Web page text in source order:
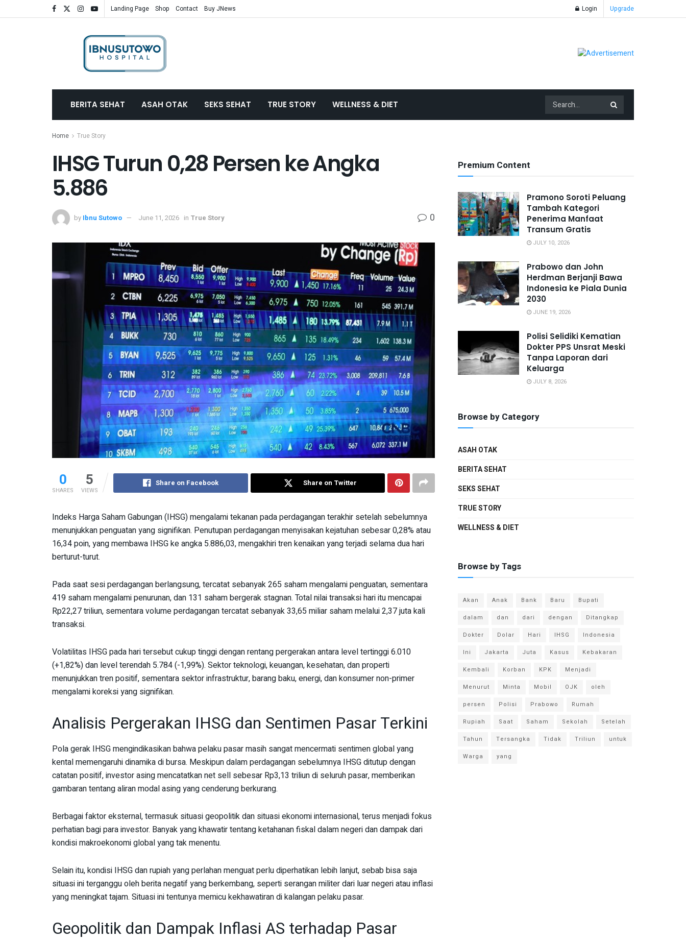
Landing Page Shop Contact Buy JNews Login Upgrade
BERITA SEHAT ASAH OTAK SEKS SEHAT TRUE STORY WELLNESS & DIET
Home True Story
IHSG Turun 0,28 Persen ke Angka
5.886
by Ibnu Sutowo June 11, 2026 in True Story 0
0
SHARES
5
VIEWS
Share on Facebook Share on Twitter
Indeks Harga Saham Gabungan (IHSG) mengalami tekanan pada perdagangan terakhir setelah sebelumnya
menunjukkan penguatan yang signifikan. Penutupan perdagangan menyisakan kejatuhan sebesar 0,28% atau
16,34 poin, yang membawa IHSG ke angka 5.886,03, mengakhiri tren kenaikan yang terjadi selama dua hari
berturut-turut.
Pada saat sesi perdagangan berlangsung, tercatat sebanyak 265 saham mengalami penguatan, sementara
419 saham mengalami penurunan, dan 131 saham bergerak stagnan. Total nilai transaksi hari itu mencapai
Rp22,27 triliun, sementara volume perdagangan tercatat sebanyak 33,65 miliar saham melalui 2,37 juta kali
transaksi.
Volatilitas IHSG pada hari tersebut cukup tinggi dengan rentang pergerakan antara level tertinggi 6.010
(+1,82%) dan level terendah 5.784 (-1,99%). Sektor teknologi, keuangan, kesehatan, dan properti
menunjukkan tren positif, sementara sektor infrastruktur, barang baku, energi, dan konsumer non-primer
mengalami koreksi yang signifikan.
Analisis Pergerakan IHSG dan Sentimen Pasar Terkini
Pola gerak IHSG mengindikasikan bahwa pelaku pasar masih sangat mencermati sentimen global yang
kental memengaruhi dinamika di bursa. Meskipun dalam perdagangan sebelumnya IHSG ditutup dengan
catatan positif, investor asing mencatatkan net sell sebesar Rp3,13 triliun di seluruh pasar, memberikan
gambaran tentang aliran modal asing yang cenderung berkurang.
Berbagai faktor eksternal, termasuk situasi geopolitik dan situasi ekonomi internasional, terus menjadi fokus
perhatian bagi para investor. Banyak yang khawatir tentang ketahanan fiskal dalam negeri dan dampak dari
kondisi makroekonomi global yang tak menentu.
Selain itu, kondisi IHSG dan rupiah yang perlahan menguat perlu diperhatikan lebih lanjut, sebab bisa saja
situasi ini terganggu oleh berita negatif yang berkembang, seperti serangan militer dari luar negeri atau inflasi
yang meningkat tajam. Situasi ini tentunya memicu kekhawatiran di kalangan pelaku pasar.
Geopolitik dan Dampak Inflasi AS terhadap Pasar
Premium Content
Pramono Soroti Peluang
Tambah Kategori
Penerima Manfaat
Transum Gratis
JULY 10, 2026
Prabowo dan John
Herdman Berjanji Bawa
Indonesia ke Piala Dunia
2030
JUNE 19, 2026
Polisi Selidiki Kematian
Dokter PPS Unsrat Meski
Tanpa Laporan dari
Keluarga
JULY 8, 2026
Browse by Category
ASAH OTAK
BERITA SEHAT
SEKS SEHAT
TRUE STORY
WELLNESS & DIET
Browse by Tags
Akan Anak Bank Baru
Bupati
dalam
dan dari dengan
Ditangkap
Dokter
Dolar Hari IHSG
Indonesia
Ini
Jakarta Juta Kasus
Kebakaran
Kembali
Korban KPK
Menjadi
Menurut
Minta Mobil OJK
oleh
persen
Polisi Prabowo
Rumah
Rupiah
Saat Saham Sekolah
Setelah
Tahun
Tersangka Tidak Triliun
untuk
Warga
yang